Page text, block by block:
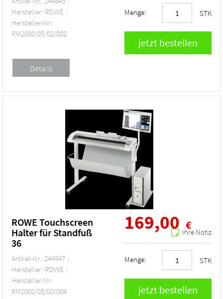
Hersteller: ROWE
Hersteller-Nr.:
RM2000/05/02/002
Menge: STK
ROWE Touchscreen
Halter für Standfuß
36
Artikel-Nr.: 244947
Hersteller: ROWE
Hersteller-Nr.:
RM2000/05/00/004
169,00 €
Ihre Notiz
Menge: STK